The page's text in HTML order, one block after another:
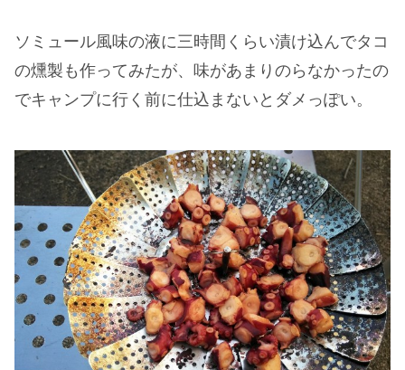
ソミュール風味の液に三時間くらい漬け込んでタコ
の燻製も作ってみたが、味があまりのらなかったの
でキャンプに行く前に仕込まないとダメっぽい。